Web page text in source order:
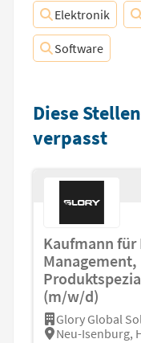
Elektronik
Software
Diese
verpasst
Kaufmann für
(m/w/d)
Glory Global
Neu-Isenburg,